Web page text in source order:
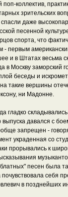
поп-коллектив,
зрительских
даже
песенной
спорта, что
- первым
и в Штатах весьма
в Москву заморский
беседы и
такие вершины
ни Мадонне.
гладко
выпуска давался с
запрещен -
украденная со
прорывались к
песен была
себя
в позднейших